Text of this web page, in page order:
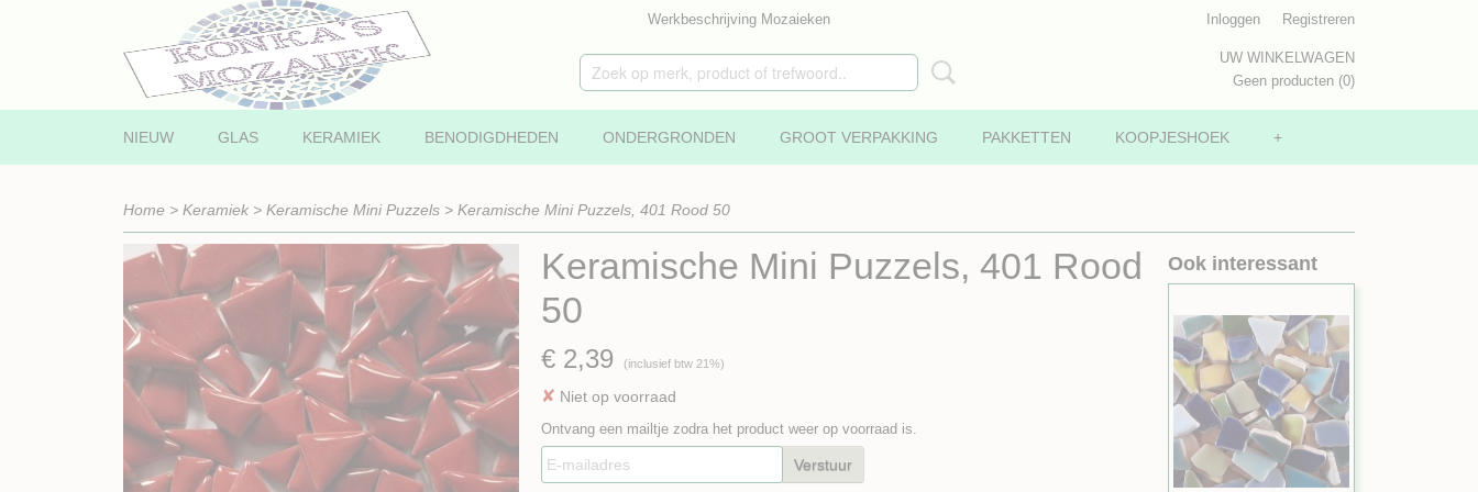
Werkbeschrijving Mozaieken Inloggen Registreren
UW WINKELWAGEN
Geen producten (0)
NIEUW GLAS KERAMIEK BENODIGDHEDEN ONDERGRONDEN GROOT VERPAKKING PAKKETTEN KOOPJESHOEK +
Home > Keramiek > Keramische Mini Puzzels > Keramische Mini Puzzels, 401 Rood 50
Keramische Mini Puzzels, 401 Rood
50
€ 2,39 (inclusief btw 21%)
✘ Niet op voorraad
Ontvang een mailtje zodra het product weer op voorraad is.
Verstuur
Ook interessant